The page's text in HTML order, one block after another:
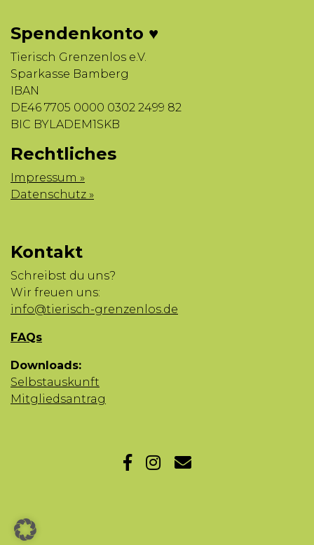
Spendenkonto ♥
Tierisch Grenzenlos e.V.
Sparkasse Bamberg
IBAN
DE46 7705 0000 0302 2499 82
BIC BYLADEM1SKB
Rechtliches
Impressum »
Datenschutz »
Kontakt
Schreibst du uns?
Wir freuen uns:
info@tierisch-grenzenlos.de
FAQs
Downloads:
Selbstauskunft
Mitgliedsantrag